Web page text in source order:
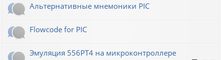
Альтернативные мнемоники PIC
Flowcode for PIC
Эмуляция 556РТ4 на микроконтроллере